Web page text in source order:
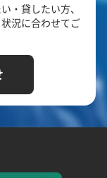
・貸したい方、
況に合わせてご